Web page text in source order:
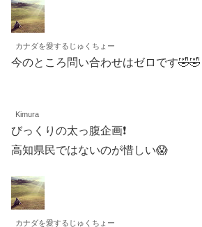
カナダを愛するじゅくちょー
今のところ問い合わせはゼロです🤣🤣
Kimura
びっくりの太っ腹企画❗️
高知県民ではないのが惜しい😱
カナダを愛するじゅくちょー